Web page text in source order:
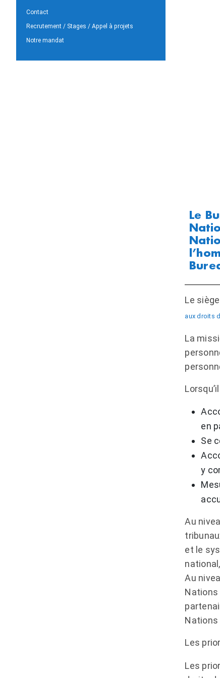
Contact
Recrutement / Stages / Appel à projets
Notre mandat
Le
Le
aux droits
La
en
Se
y
Au
et le
Au
Nations
Nations
Les
Les